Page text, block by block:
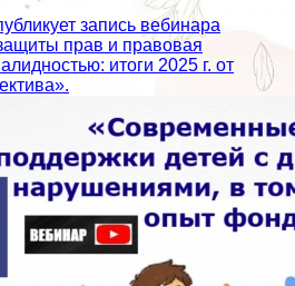
запись вебинара
прав и правовая
итоги 2025 г. от